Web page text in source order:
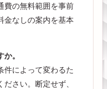
費の無料範囲を事前
金なしの案内を基本
。
件によって変わるた
さい。断定せず、